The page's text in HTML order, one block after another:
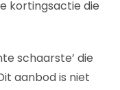
kortingsactie die
schaarste’ die
aanbod is niet